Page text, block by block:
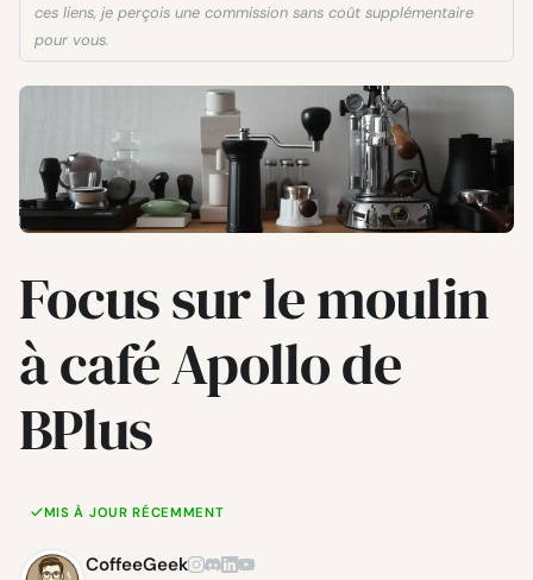
ces liens, je perçois une commission sans coût supplémentaire
pour vous.
Focus sur le moulin
à café Apollo de
BPlus
MIS À JOUR RÉCEMMENT
CoffeeGeek